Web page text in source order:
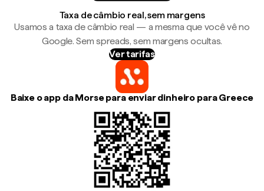
Taxa de câmbio real, sem margens
Usamos a taxa de câmbio real — a mesma que você vê no
Google. Sem spreads, sem margens ocultas.
Ver tarifas
Baixe o app da Morse para enviar dinheiro para Greece